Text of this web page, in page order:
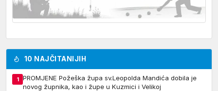
10 NAJČITANIJIH
1
PROMJENE Požeška župa sv.Leopolda Mandića dobila je
novog župnika, kao i župe u Kuzmici i Velikoj